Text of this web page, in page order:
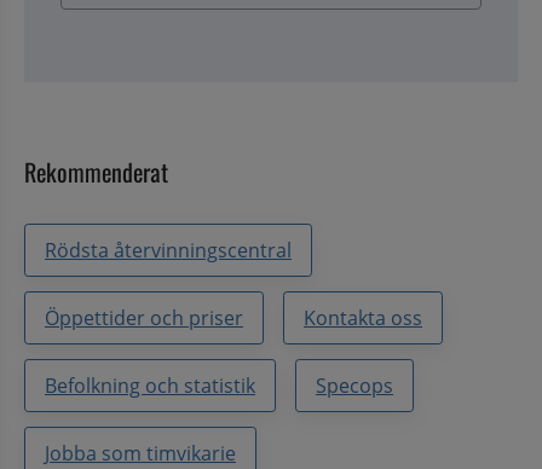
Rekommenderat
Rödsta återvinningscentral
Öppettider och priser Kontakta oss
Befolkning och statistik Specops
Jobba som timvikarie